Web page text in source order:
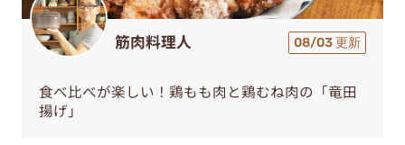
筋肉料理人 08/03 更新
食べ比べが楽しい！鶏もも肉と鶏むね肉の「竜田
揚げ」